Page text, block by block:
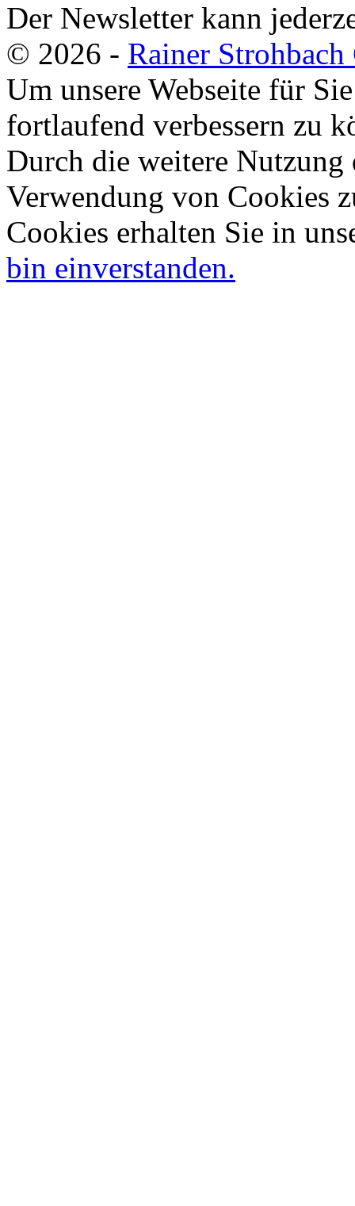
Der Newsletter kann
© 2026 - Rainer
Um unsere Webseite für
fortlaufend verbessern zu
Durch die weitere Nutzung
Verwendung von Cookies
Cookies erhalten Sie in
bin einverstanden.